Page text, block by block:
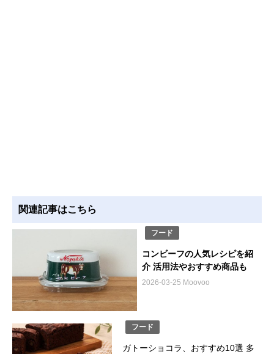
関連記事はこちら
フード
コンビーフの人気レシピを紹
介 活用法やおすすめ商品も
2026-03-25 Moovoo
フード
ガトーショコラ、おすすめ10選 多